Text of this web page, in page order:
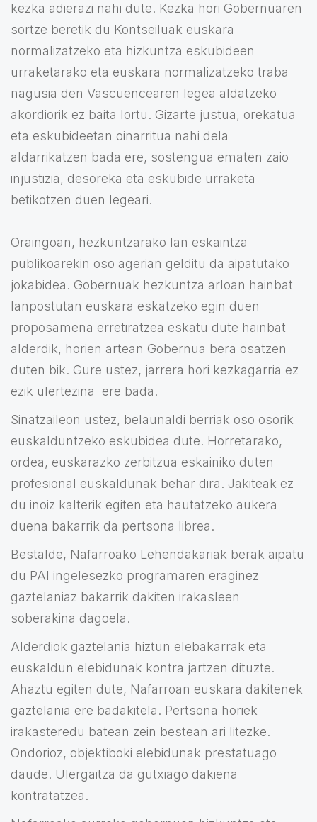
kezka adierazi nahi dute. Kezka hori Gobernuaren
sortze beretik du Kontseiluak euskara
normalizatzeko eta hizkuntza eskubideen
urraketarako eta euskara normalizatzeko traba
nagusia den Vascuencearen legea aldatzeko
akordiorik ez baita lortu. Gizarte justua, orekatua
eta eskubideetan oinarritua nahi dela
aldarrikatzen bada ere, sostengua ematen zaio
injustizia, desoreka eta eskubide urraketa
betikotzen duen legeari.
Oraingoan, hezkuntzarako lan eskaintza
publikoarekin oso agerian gelditu da aipatutako
jokabidea. Gobernuak hezkuntza arloan hainbat
lanpostutan euskara eskatzeko egin duen
proposamena erretiratzea eskatu dute hainbat
alderdik, horien artean Gobernua bera osatzen
duten bik. Gure ustez, jarrera hori kezkagarria ez
ezik ulertezina ere bada.
Sinatzaileon ustez, belaunaldi berriak oso osorik
euskalduntzeko eskubidea dute. Horretarako,
ordea, euskarazko zerbitzua eskainiko duten
profesional euskaldunak behar dira. Jakiteak ez
du inoiz kalterik egiten eta hautatzeko aukera
duena bakarrik da pertsona librea.
Bestalde, Nafarroako Lehendakariak berak aipatu
du PAI ingelesezko programaren eraginez
gaztelaniaz bakarrik dakiten irakasleen
soberakina dagoela.
Alderdiok gaztelania hiztun elebakarrak eta
euskaldun elebidunak kontra jartzen dituzte.
Ahaztu egiten dute, Nafarroan euskara dakitenek
gaztelania ere badakitela. Pertsona horiek
irakasteredu batean zein bestean ari litezke.
Ondorioz, objektiboki elebidunak prestatuago
daude. Ulergaitza da gutxiago dakiena
kontratatzea.